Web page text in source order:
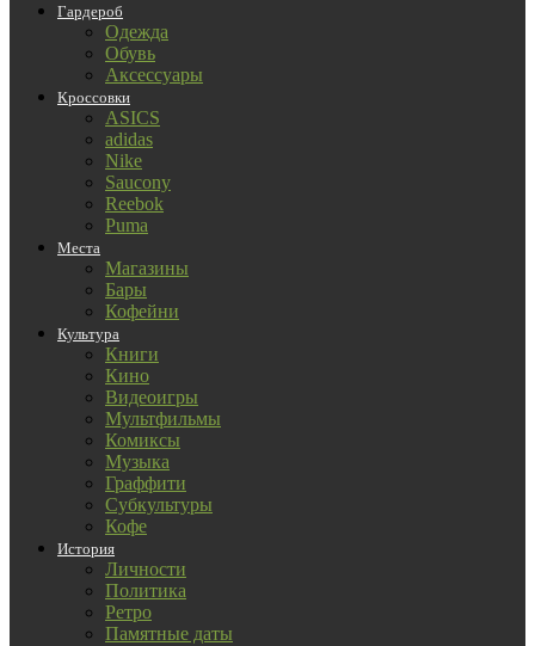
Гардероб
Одежда
Обувь
Аксессуары
Кроссовки
ASICS
adidas
Nike
Saucony
Reebok
Puma
Места
Магазины
Бары
Кофейни
Культура
Книги
Кино
Видеоигры
Мультфильмы
Комиксы
Музыка
Граффити
Субкультуры
Кофе
История
Личности
Политика
Ретро
Памятные даты